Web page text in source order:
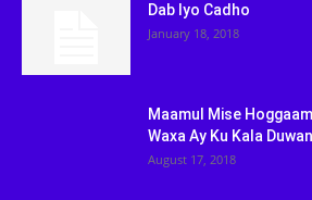
Dab Iyo Cadho
January 18, 2018
Maamul Mise
Waxa Ay Ku Kala
August 17, 2018